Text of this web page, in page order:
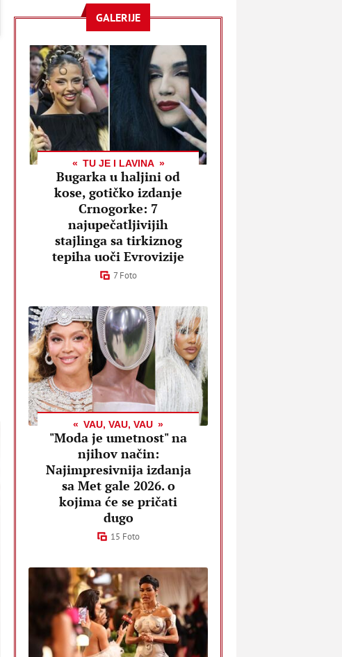
GALERIJE
TU JE I LAVINA
Bugarka u haljini od
kose, gotičko izdanje
Crnogorke: 7
najupečatljivijih
stajlinga sa tirkiznog
tepiha uoči Evrovizije
7 Foto
VAU, VAU, VAU
"Moda je umetnost" na
njihov način:
Najimpresivnija izdanja
sa Met gale 2026. o
kojima će se pričati
dugo
15 Foto